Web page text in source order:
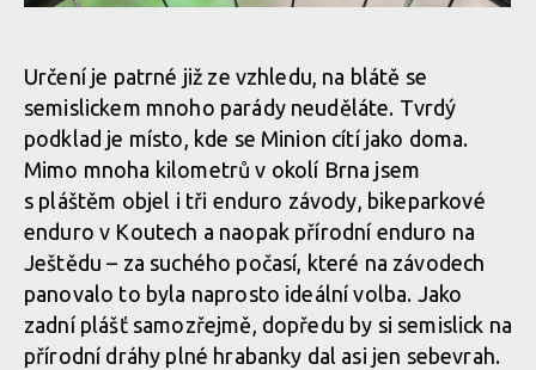
Určení je patrné již ze vzhledu, na blátě se
semislickem mnoho parády neuděláte. Tvrdý
podklad je místo, kde se Minion cítí jako doma.
Mimo mnoha kilometrů v okolí Brna jsem
s pláštěm objel i tři enduro závody, bikeparkové
enduro v Koutech a naopak přírodní enduro na
Ještědu – za suchého počasí, které na závodech
panovalo to byla naprosto ideální volba. Jako
zadní plášť samozřejmě, dopředu by si semislick na
přírodní dráhy plné hrabanky dal asi jen sebevrah.